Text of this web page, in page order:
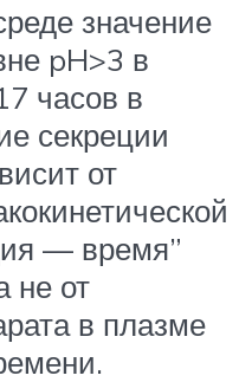
значение
pH>3 в
часов в
секреции
от
— время”
не от
в плазме